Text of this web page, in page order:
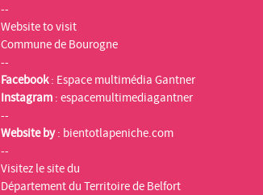
--
Website to visit
Commune de Bourogne
--
Facebook: Espace multimédia Gantner
Instagram :espacemultimediagantner
--
Website by: bientotlapeniche.com
--
Visitez le site du
Département du Territoire de Belfort